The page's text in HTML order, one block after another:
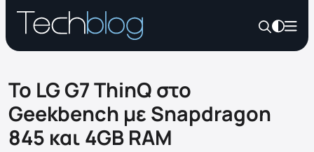
Το LG G7 ThinQ στο
Geekbench με Snapdragon
845 και 4GB RAM